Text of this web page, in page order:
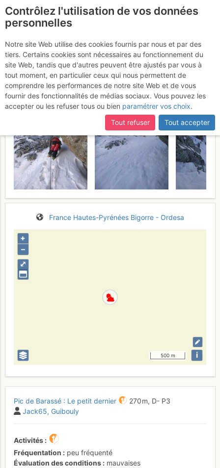
Pic de Barassé : le petit
dernier
Dimanche 19 février 2017
France Hautes-Pyrénées Bigorre - Ordesa
⤢
+
–
500 m i
Pic de Barassé : Le petit dernier 270 m, D- P3
Jack65 Guibouly
Activités
Fréquentation
peu fréquenté
Évaluation des conditions
mauvaises
Contrôlez l'utilisation de vos données
personnelles
Notre site Web utilise des cookies fournis par nous et par des
tiers. Certains cookies sont nécessaires au fonctionnement du
site Web, tandis que d'autres peuvent être ajustés par vous à
tout moment, en particulier ceux qui nous permettent de
comprendre les performances de notre site Web et de vous
fournir des fonctionnalités de médias sociaux. Vous pouvez les
accepter ou les refuser tous ou bien paramétrer vos choix.
Tout refuser
Tout accepter